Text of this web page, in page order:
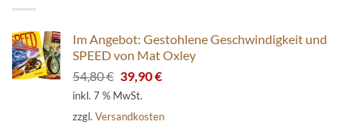
Im Angebot: Gestohlene Geschwindigkeit und
SPEED von Mat Oxley
54,80€ Ursprünglicher
Preis
war:
54,80 €
39,90€Aktueller
39,90 €.
inkl. 7 % MwSt.
zzgl. Versandkosten